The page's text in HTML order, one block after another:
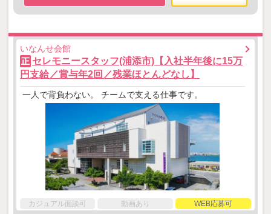
いなんせ会館
正 セレモニースタッフ(浦添市)【入社半年後に15万
円支給／賞与年2回／残業ほとんどなし】
一人で背負わない。 チームで支える仕事です。
カジュアル面談可 動画あり WEB応募可